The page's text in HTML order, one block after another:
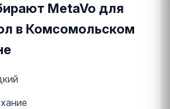
MetaVo для
в Комсомольском